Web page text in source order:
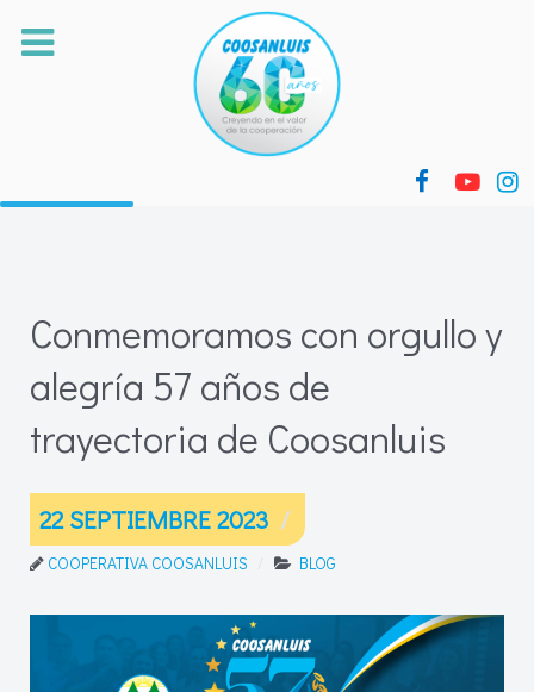
Conmemoramos con orgullo y
alegría 57 años de
trayectoria de Coosanluis
22 SEPTIEMBRE 2023
COOPERATIVA COOSANLUIS BLOG